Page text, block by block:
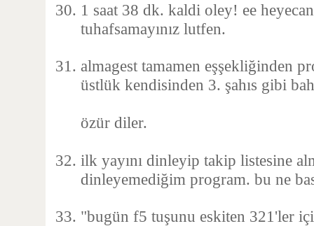
1 saat 38 dk. kaldi oley! ee
tuhafsamayınız lutfen.
almagest tamamen eşşekliğinden
üstlük kendisinden 3. şahıs gibi
özür diler.
ilk yayını dinleyip takip listesine
dinleyemediğim program. bu ne
"bugün f5 tuşunu eskiten 321'ler